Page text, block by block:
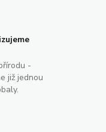
-
již jednou